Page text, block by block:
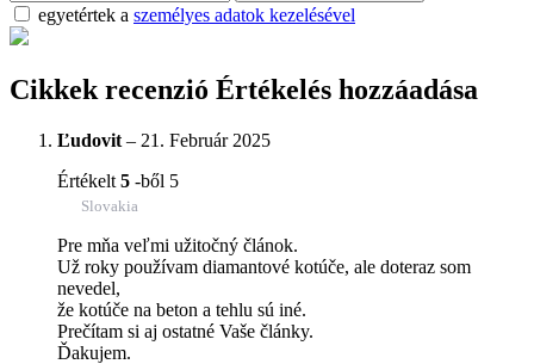
egyetértek a személyes adatok kezelésével
Cikkek recenzió Értékelés hozzáadása
Ľudovit – 21. Február 2025
Értékelt 5 -ből 5
Slovakia
Pre mňa veľmi užitočný článok.
Už roky používam diamantové kotúče, ale doteraz som
nevedel,
že kotúče na beton a tehlu sú iné.
Prečítam si aj ostatné Vaše články.
Ďakujem.